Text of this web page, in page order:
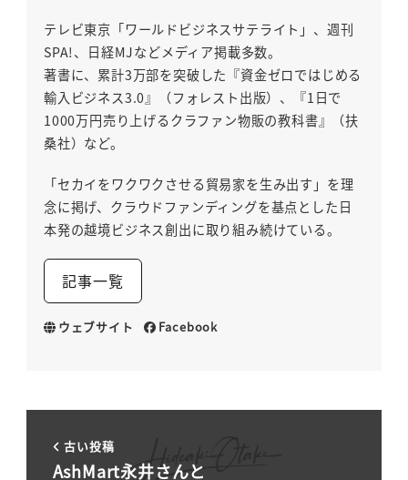
テレビ東京「ワールドビジネスサテライト」、週刊
SPA!、日経MJなどメディア掲載多数。
著書に、累計3万部を突破した『資金ゼロではじめる
輸入ビジネス3.0』（フォレスト出版）、『1日で
1000万円売り上げるクラファン物販の教科書』（扶
桑社）など。
「セカイをワクワクさせる貿易家を生み出す」を理
念に掲げ、クラウドファンディングを基点とした日
本発の越境ビジネス創出に取り組み続けている。
記事一覧
ウェブサイト Facebook
古い投稿
AshMart永井さんと